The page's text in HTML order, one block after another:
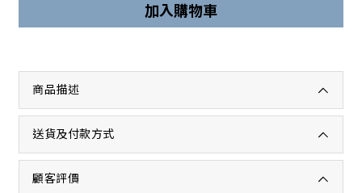
加入購物車
商品描述
送貨及付款方式
顧客評價